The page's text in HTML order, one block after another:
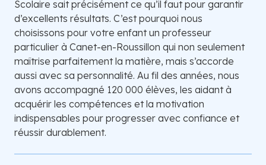
Scolaire sait précisément ce qu’il faut pour garantir
d’excellents résultats. C’est pourquoi nous
choisissons pour votre enfant un professeur
particulier à Canet-en-Roussillon qui non seulement
maîtrise parfaitement la matière, mais s’accorde
aussi avec sa personnalité. Au fil des années, nous
avons accompagné 120 000 élèves, les aidant à
acquérir les compétences et la motivation
indispensables pour progresser avec confiance et
réussir durablement.